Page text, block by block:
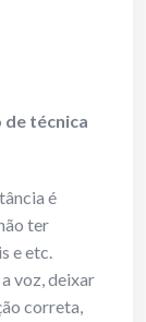
de técnica
é
ter
e etc.
voz, deixar
correta,